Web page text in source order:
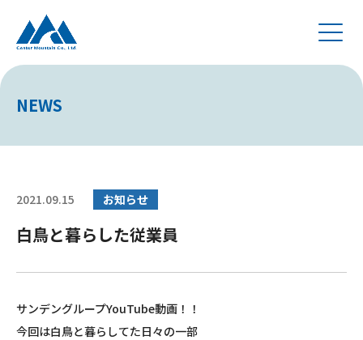
NEWS
2021.09.15 お知らせ
白鳥と暮らした従業員
サンデングループYouTube動画！！
今回は白鳥と暮らしてた日々の一部